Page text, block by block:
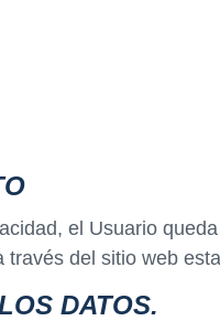
el Usuario
del sitio web
DATOS.